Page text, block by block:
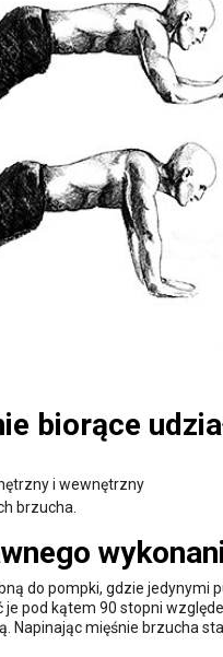
biorące
i wewnętrzny
brzucha.
do pompki, gdzie jedynymi
pod kątem 90 stopni
Napinając mięśnie brzucha